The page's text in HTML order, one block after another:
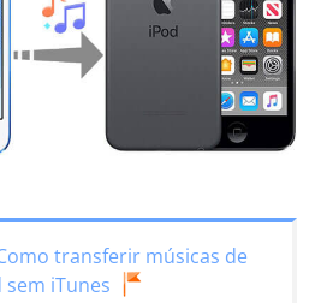
transferir músicas de
iTunes